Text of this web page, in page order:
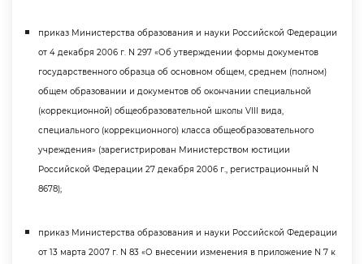
приказ Министерства образования и науки Российской Федерации
от 4 декабря 2006 г. N 297 «Об утверждении формы документо
осударственного образца об основном общем, среднем (полном)
общем образовании и документов об окончании специальной
(коррекционной) общеобразовательной школы VIII вида,
специального (коррекционного) класса общеобразовательного
учреждения» (зарегистрирован Министерством юстиции
Российской Федерации 27 декабря 2006 г., регистрационный N
8678);
приказ Министерства образования и науки Российской Федерации
от 13 марта 2007 г. N 83 «О внесении изменения в приложение N 7 к